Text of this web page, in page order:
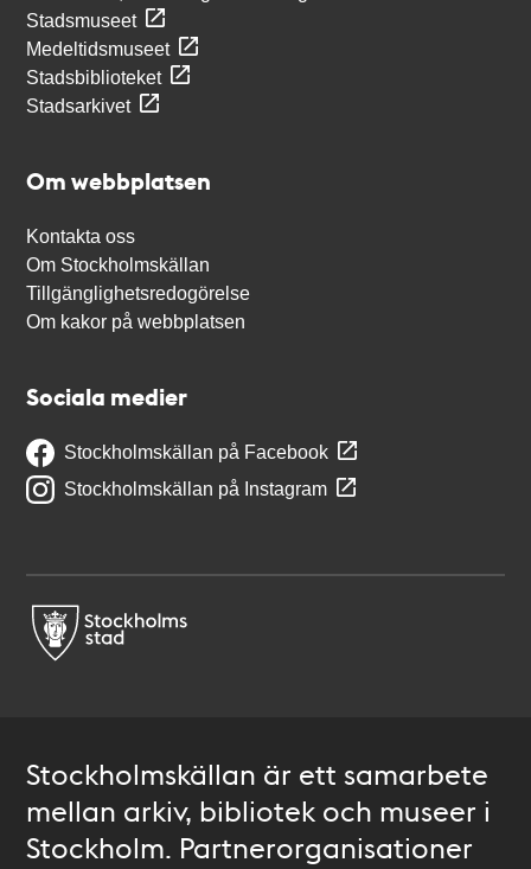
Stadsmuseet
Medeltidsmuseet
Stadsbiblioteket
Stadsarkivet
Om webbplatsen
Kontakta oss
Om Stockholmskällan
Tillgänglighetsredogörelse
Om kakor på webbplatsen
Sociala medier
Stockholmskällan på Facebook
Stockholmskällan på Instagram
Stockholmskällan är ett samarbete
mellan arkiv, bibliotek och museer i
Stockholm. Partnerorganisationer